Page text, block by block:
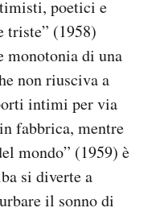
poetici e
triste” (1958)
monotonia di una
non riusciva a
intimi per via
fabbrica, mentre
mondo” (1959) è
si diverte a
il sonno di